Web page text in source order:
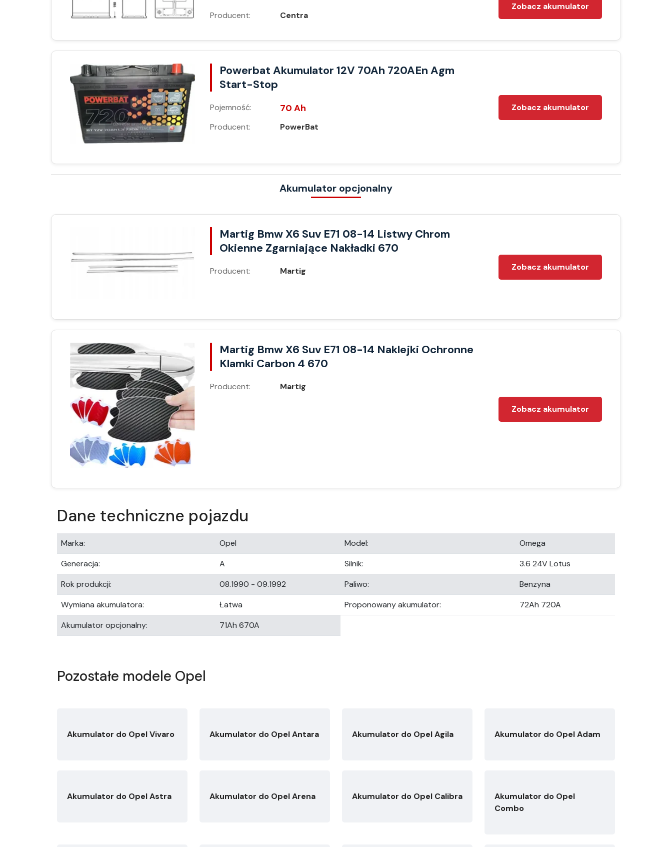
Producent: Centra
Zobacz akumulator
Powerbat Akumulator 12V 70Ah 720AEn Agm
Start-Stop
Pojemność: 70 Ah
Producent: PowerBat
Zobacz akumulator
Akumulator opcjonalny
Martig Bmw X6 Suv E71 08-14 Listwy Chrom
Okienne Zgarniające Nakładki 670
Producent: Martig Zobacz akumulator
Martig Bmw X6 Suv E71 08-14 Naklejki Ochronne
Klamki Carbon 4 670
Producent: Martig
Zobacz akumulator
Dane techniczne pojazdu
Marka: Opel Model:
Omega
Generacja:
A Silnik:
3.6 24V Lotus
Rok produkcji:
08.1990 - 09.1992 Paliwo:
Benzyna
Wymiana akumulatora:
Łatwa Proponowany akumulator:
72Ah 720A
Akumulator opcjonalny:
71Ah 670A
Pozostałe modele Opel
Akumulator do Opel Vivaro Akumulator do Opel Antara Akumulator do Opel Agila Akumulator do Opel Adam
Akumulator do Opel Astra Akumulator do Opel Arena Akumulator do Opel Calibra
Akumulator do Opel
Combo